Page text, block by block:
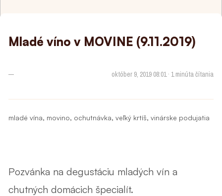
Mladé víno v MOVINE (9.11.2019)
— október 9, 2019 08:01 · 1 minúta čítania
mladé vína, movino, ochutnávka, veľký krtíš, vinárske podujatia
Pozvánka na degustáciu mladých vín a
chutných domácich špecialít.